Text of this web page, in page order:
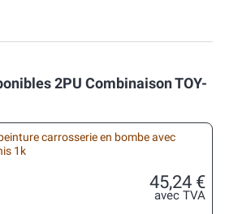
2PU Combinaison TOY-
carrosserie en bombe avec
1k
45,24 €
avec TVA